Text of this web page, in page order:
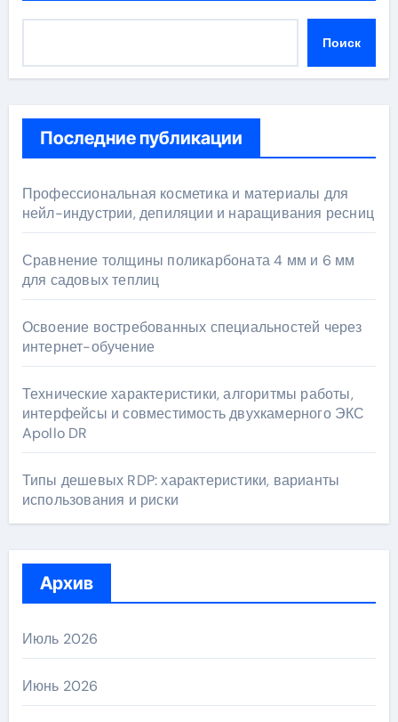
Поиск
Последние публикации
Профессиональная косметика и материалы для
нейл-индустрии, депиляции и наращивания ресниц
Сравнение толщины поликарбоната 4 мм и 6 мм
для садовых теплиц
Освоение востребованных специальностей через
интернет-обучение
Технические характеристики, алгоритмы работы,
интерфейсы и совместимость двухкамерного ЭКС
Apollo DR
Типы дешевых RDP: характеристики, варианты
использования и риски
Архив
Июль 2026
Июнь 2026